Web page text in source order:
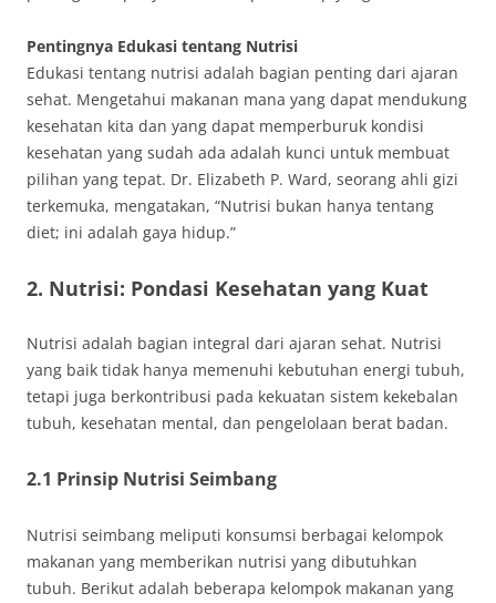
Pentingnya Edukasi tentang Nutrisi
Edukasi tentang nutrisi adalah bagian penting dari ajaran
sehat. Mengetahui makanan mana yang dapat mendukung
kesehatan kita dan yang dapat memperburuk kondisi
kesehatan yang sudah ada adalah kunci untuk membuat
pilihan yang tepat. Dr. Elizabeth P. Ward, seorang ahli gizi
terkemuka, mengatakan, “Nutrisi bukan hanya tentang
diet; ini adalah gaya hidup.”
2. Nutrisi: Pondasi Kesehatan yang Kuat
Nutrisi adalah bagian integral dari ajaran sehat. Nutrisi
yang baik tidak hanya memenuhi kebutuhan energi tubuh,
tetapi juga berkontribusi pada kekuatan sistem kekebalan
tubuh, kesehatan mental, dan pengelolaan berat badan.
2.1 Prinsip Nutrisi Seimbang
Nutrisi seimbang meliputi konsumsi berbagai kelompok
makanan yang memberikan nutrisi yang dibutuhkan
tubuh. Berikut adalah beberapa kelompok makanan yang